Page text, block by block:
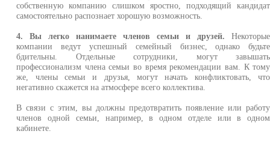
собственную компанию слишком яростно, подходящий кандидат
самостоятельно распознает хорошую возможность.
4. Вы легко нанимаете членов семьи и друзей. Некоторые
компании ведут успешный семейный бизнес, однако будьте
бдительны. Отдельные сотрудники, могут завышать
профессионализм члена семьи во время рекомендации вам. К тому
же, члены семьи и друзья, могут начать конфликтовать, что
негативно скажется на атмосфере всего коллектива.
В связи с этим, вы должны предотвратить появление или работу
членов одной семьи, например, в одном отделе или в одном
кабинете.